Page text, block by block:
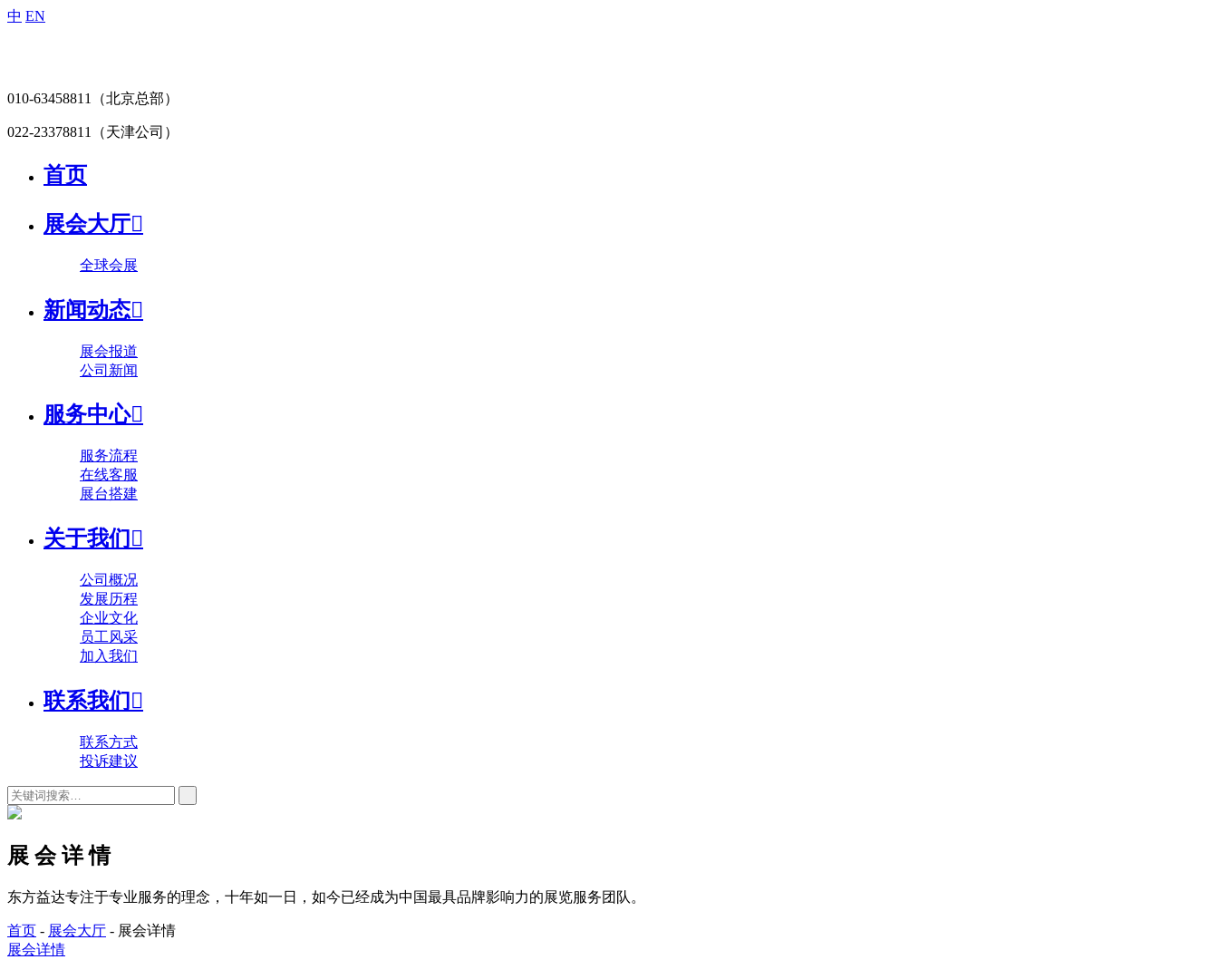
中 EN
010-63458811 （北京总部）
022-23378811 （天津公司）
首页
展会大厅
全球会展
新闻动态
展会报道
公司新闻
服务中心
服务流程
在线客服
展台搭建
关于我们 
公司概况
发展历程
企业文化
员工风采
加入我们
联系我们 
联系方式
投诉建议
展 会 详 情
东方益达专注于专业服务的理念，十年如一日，如今已经成为中国最具品牌影响力的展览服务团队。
首页 - 展会大厅 - 展会详情
展会详情